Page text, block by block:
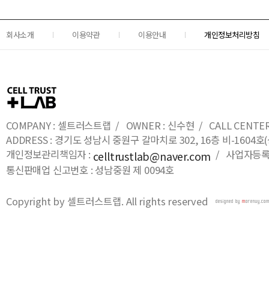
회사소개 이용약관 이용안내 개인정보처리방침
COMPANY : 셀트러스트랩 / OWNER : 신수현 / CALL
ADDRESS : 경기도 성남시 중원구 갈마치로 302, 16층 비-1604
개인정보관리책임자 : celltrustlab@naver.com / 사업자등
통신판매업 신고번호 : 성남중원 제 0094호
Copyright by 셀트러스트랩. All rights reserved